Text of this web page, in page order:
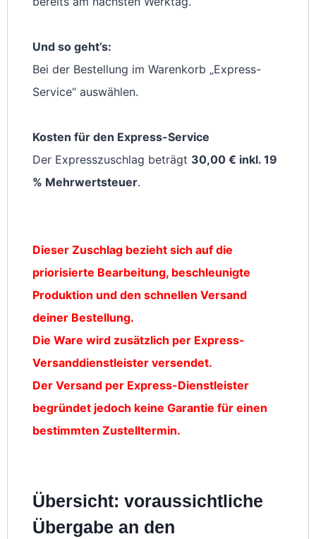
Und so geht’s:
Bei der Bestellung im Warenkorb „Express-
Service“ auswählen.
Kosten für den Express-Service
Der Expresszuschlag beträgt 30,00 € inkl. 19
% Mehrwertsteuer.
Dieser Zuschlag bezieht sich auf die
priorisierte Bearbeitung, beschleunigte
Produktion und den schnellen Versand
deiner Bestellung.
Die Ware wird zusätzlich per Express-
Versanddienstleister versendet.
Der Versand per Express-Dienstleister
begründet jedoch keine Garantie für einen
bestimmten Zustelltermin.
Übersicht: voraussichtliche
Übergabe an den